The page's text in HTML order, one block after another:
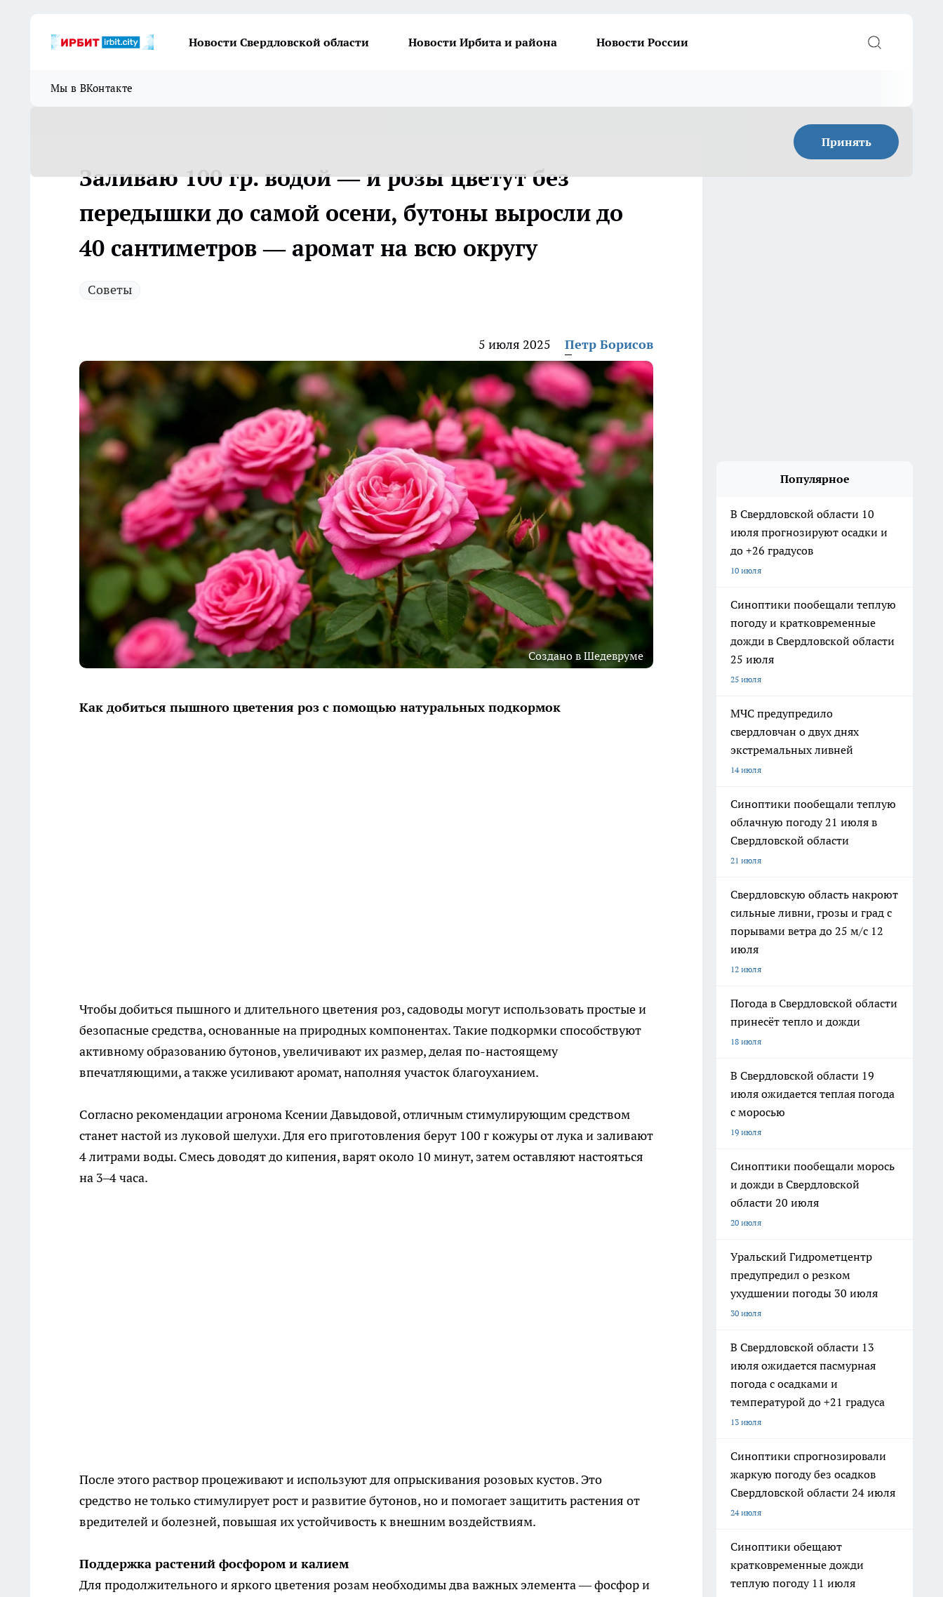
Новости Свердловской области Новости Ирбита и района Новости России
Мы в ВКонтакте
Принять
Заливаю 100 гр. водой — и розы цветут без
передышки до самой осени, бутоны выросли до
40 сантиметров — аромат на всю округу
Советы
5 июля 2025 Петр Борисов
Создано в Шедевруме
Как добиться пышного цветения роз с помощью натуральных подкормок
Чтобы добиться пышного и длительного цветения роз, садоводы могут использовать простые и
безопасные средства, основанные на природных компонентах. Такие подкормки способствуют
активному образованию бутонов, увеличивают их размер, делая по-настоящему
впечатляющими, а также усиливают аромат, наполняя участок благоуханием.
Согласно рекомендации агронома Ксении Давыдовой, отличным стимулирующим средством
станет настой из луковой шелухи. Для его приготовления берут 100 г кожуры от лука и заливают
4 литрами воды. Смесь доводят до кипения, варят около 10 минут, затем оставляют настояться
на 3–4 часа.
После этого раствор процеживают и используют для опрыскивания розовых кустов. Это
средство не только стимулирует рост и развитие бутонов, но и помогает защитить растения от
вредителей и болезней, повышая их устойчивость к внешним воздействиям.
Поддержка растений фосфором и калием
Для продолжительного и яркого цветения розам необходимы два важных элемента — фосфор и
Популярное
В Свердловской области 10
июля прогнозируют осадки и
до +26 градусов
10 июля
Синоптики пообещали теплую
погоду и кратковременные
дожди в Свердловской области
25 июля
25 июля
МЧС предупредило
свердловчан о двух днях
экстремальных ливней
14 июля
Синоптики пообещали теплую
облачную погоду 21 июля в
Свердловской области
21 июля
Свердловскую область накроют
сильные ливни, грозы и град с
порывами ветра до 25 м/с 12
июля
12 июля
Погода в Свердловской области
принесёт тепло и дожди
18 июля
В Свердловской области 19
июля ожидается теплая погода
с моросью
19 июля
Синоптики пообещали морось
и дожди в Свердловской
области 20 июля
20 июля
Уральский Гидрометцентр
предупредил о резком
ухудшении погоды 30 июля
30 июля
В Свердловской области 13
июля ожидается пасмурная
погода с осадками и
температурой до +21 градуса
13 июля
Синоптики спрогнозировали
жаркую погоду без осадков
Свердловской области 24 июля
24 июля
Синоптики обещают
кратковременные дожди
теплую погоду 11 июля